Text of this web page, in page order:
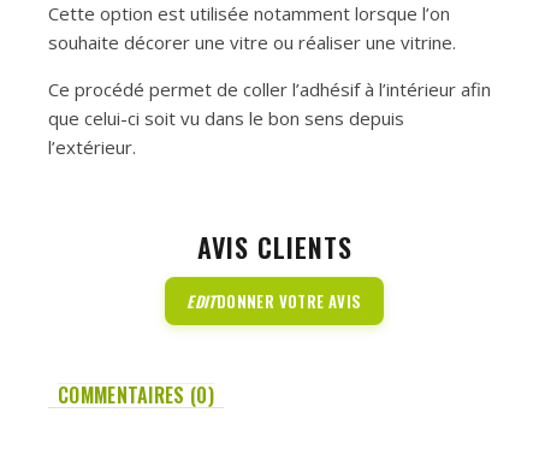
Cette option est utilisée notamment lorsque l’on
souhaite décorer une vitre ou réaliser une vitrine.
Ce procédé permet de coller l’adhésif à l’intérieur afin
que celui-ci soit vu dans le bon sens depuis
l’extérieur.
AVIS CLIENTS
EDITDONNER VOTRE AVIS
COMMENTAIRES (0)